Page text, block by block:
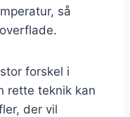
så
forskel i
rette teknik kan
der vil